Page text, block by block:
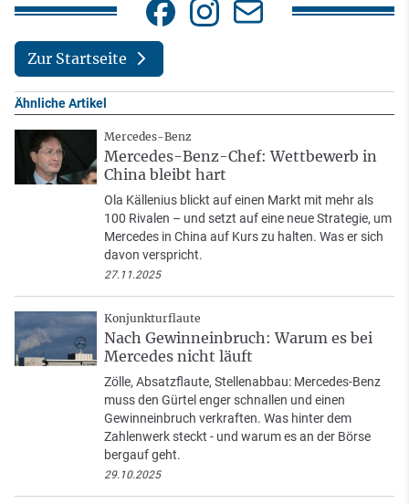
Zur Startseite
Ähnliche Artikel
Mercedes-Benz
Mercedes-Benz-Chef: Wettbewerb in
China bleibt hart
Ola Källenius blickt auf einen Markt mit mehr als
100 Rivalen – und setzt auf eine neue Strategie, um
Mercedes in China auf Kurs zu halten. Was er sich
davon verspricht.
27.11.2025
Konjunkturflaute
Nach Gewinneinbruch: Warum es bei
Mercedes nicht läuft
Zölle, Absatzflaute, Stellenabbau: Mercedes-Benz
muss den Gürtel enger schnallen und einen
Gewinneinbruch verkraften. Was hinter dem
Zahlenwerk steckt - und warum es an der Börse
bergauf geht.
29.10.2025